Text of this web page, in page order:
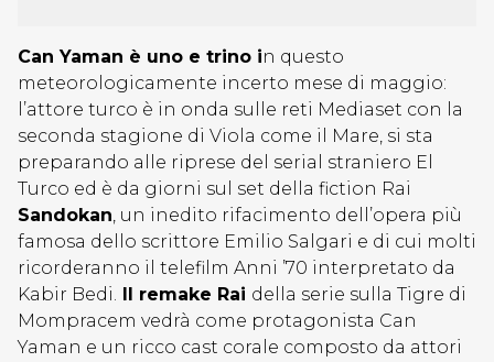
Can Yaman è uno e trino in questo
meteorologicamente incerto mese di maggio:
l’attore turco è in onda sulle reti Mediaset con la
seconda stagione di Viola come il Mare, si sta
preparando alle riprese del serial straniero El
Turco ed è da giorni sul set della fiction Rai
Sandokan, un inedito rifacimento dell’opera più
famosa dello scrittore Emilio Salgari e di cui molti
ricorderanno il telefilm Anni ’70 interpretato da
Kabir Bedi. Il remake Rai della serie sulla Tigre di
Mompracem vedrà come protagonista Can
Yaman e un ricco cast corale composto da attori